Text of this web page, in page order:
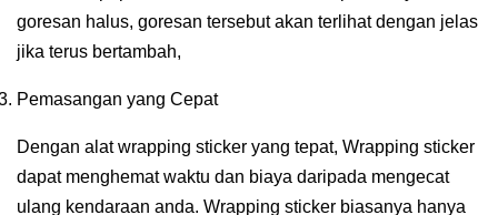
goresan halus, goresan tersebut akan terlihat dengan jelas
jika terus bertambah,
Pemasangan yang Cepat
Dengan alat wrapping sticker yang tepat, Wrapping sticker
dapat menghemat waktu dan biaya daripada mengecat
ulang kendaraan anda. Wrapping sticker biasanya hanya